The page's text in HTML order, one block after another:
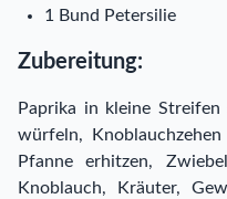
1 Bund Petersilie
Zubereitung:
Paprika in kleine
würfeln,
Pfanne erhitzen,
Knoblauch, Kräuter,